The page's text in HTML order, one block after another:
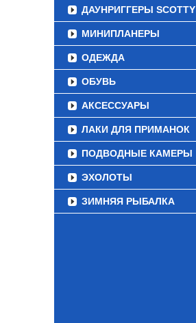
ДАУНРИГГЕРЫ SCOTTY
МИНИПЛАНЕРЫ
ОДЕЖДА
ОБУВЬ
АКСЕССУАРЫ
ЛАКИ ДЛЯ ПРИМАНОК
ПОДВОДНЫЕ КАМЕРЫ
ЭХОЛОТЫ
ЗИМНЯЯ РЫБАЛКА